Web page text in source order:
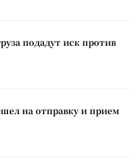
подадут иск против
на отправку и прием